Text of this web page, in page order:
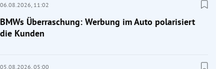
06.08.2026, 11:02
BMWs Überraschung: Werbung im Auto polarisiert
die Kunden
05.08.2026, 05:00